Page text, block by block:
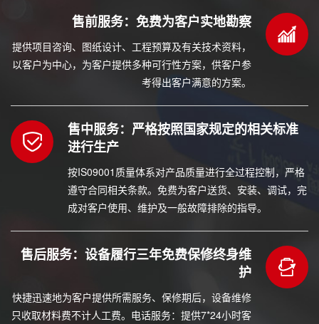
售前服务：免费为客户实地勘察
提供项目咨询、图纸设计、工程预算及有关技术资料，
以客户为中心，为客户提供多种可行性方案，供客户参
考得出客户满意的方案。
售中服务：严格按照国家规定的相关标准
进行生产
按IS09001质量体系对产品质量进行全过程控制，严格
遵守合同相关条款。免费为客户送货、安装、调试，完
成对客户使用、维护及一般故障排除的指导。
售后服务：设备履行三年免费保修终身维
护
快捷迅速地为客户提供所需服务、保修期后，设备维修
只收取材料费不计人工费。电话服务：提供7*24小时客